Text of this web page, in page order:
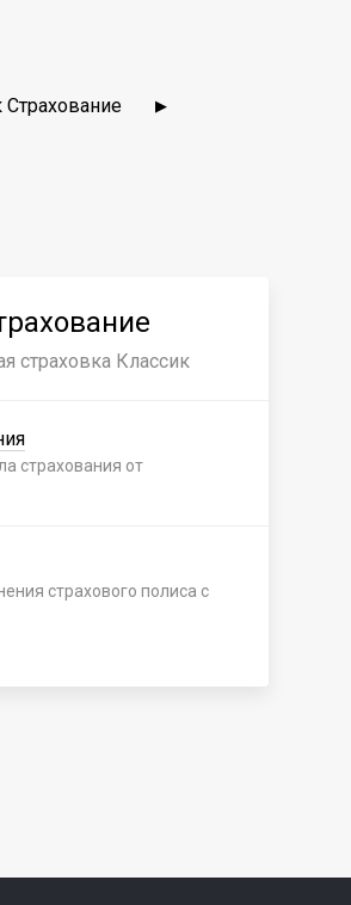
▶
страховка Классик
страхования от
страхового полиса с